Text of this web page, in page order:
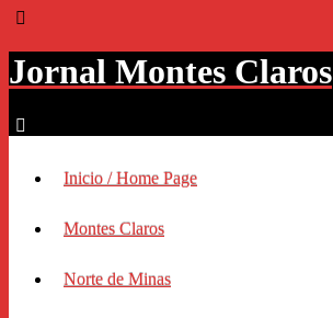
Jornal Montes Claros
Inicio / Home Page
Montes Claros
Norte de Minas